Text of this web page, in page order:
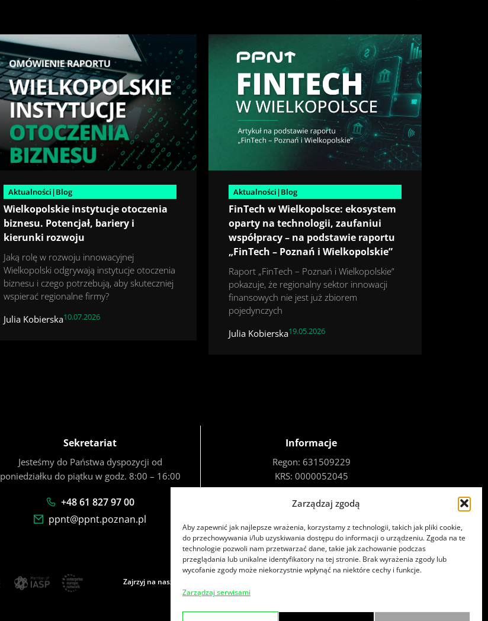
Zarządzaj zgodą
Aby zapewnić jak najlepsze wrażenia, korzystamy z technologii, takich jak pliki cookie,
do przechowywania i/lub uzyskiwania dostępu do informacji o urządzeniu. Zgoda na te
technologie pozwoli nam przetwarzać dane, takie jak zachowanie podczas
przeglądania lub unikalne identyfikatory na tej stronie. Brak wyrażenia zgody lub
wycofanie zgody może niekorzystnie wpłynąć na niektóre cechy i funkcje.
Zarządzaj serwisami
Aktualności|Blog
Wielkopolskie instytucje otoczenia
biznesu. Potencjał, bariery i
kierunki rozwoju
Jaką rolę w rozwoju innowacyjnej
Wielkopolski odgrywają instytucje otoczenia
biznesu i czego potrzebują, aby skuteczniej
wspierać regionalne firmy?
Julia Kobierska10.07.2026
Aktualności|Blog
FinTech w Wielkopolsce: ekosystem
oparty na technologii, zaufaniui
współpracy – na podstawie raportu
„FinTech – Poznań i Wielkopolskie”
Raport „FinTech – Poznań i Wielkopolskie”
pokazuje, że regionalny sektor innowacji
finansowych nie jest już zbiorem
pojedynczych
Julia Kobierska19.05.2026
Sekretariat
Jesteśmy do Państwa dyspozycji od
poniedziałku do piątku w godz. 8:00 – 16:00
+48 61 827 97 00
ppnt@ppnt.poznan.pl
Informacje
Regon: 631509229
KRS: 0000052045
NIP: 781-00-02-075
Zajrzyj na nasze social media